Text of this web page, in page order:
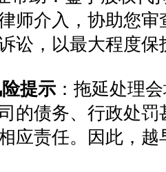
师介入，协助您
讼，以最大程度保
提示 ：拖延处理
的债务、行政处
应责任。因此，